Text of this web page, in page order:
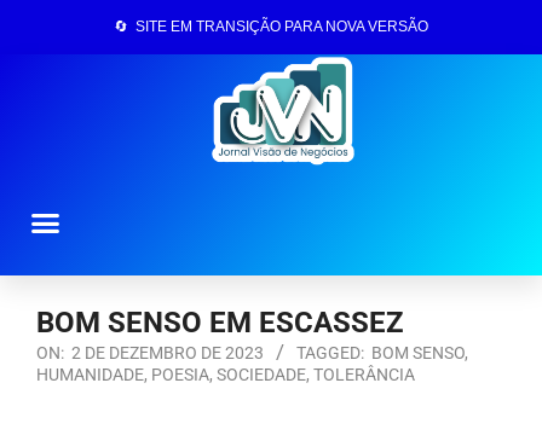
🔄 SITE EM TRANSIÇÃO PARA NOVA VERSÃO
BOM SENSO EM ESCASSEZ
ON: 2 DE DEZEMBRO DE 2023 TAGGED: BOM SENSO,
HUMANIDADE, POESIA, SOCIEDADE, TOLERÂNCIA